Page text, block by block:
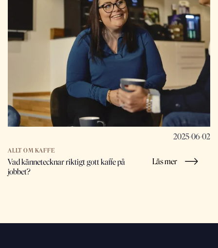
2025-06-02
ALLT OM KAFFE
Vad kännetecknar riktigt gott kaffe på
jobbet?
Läs mer